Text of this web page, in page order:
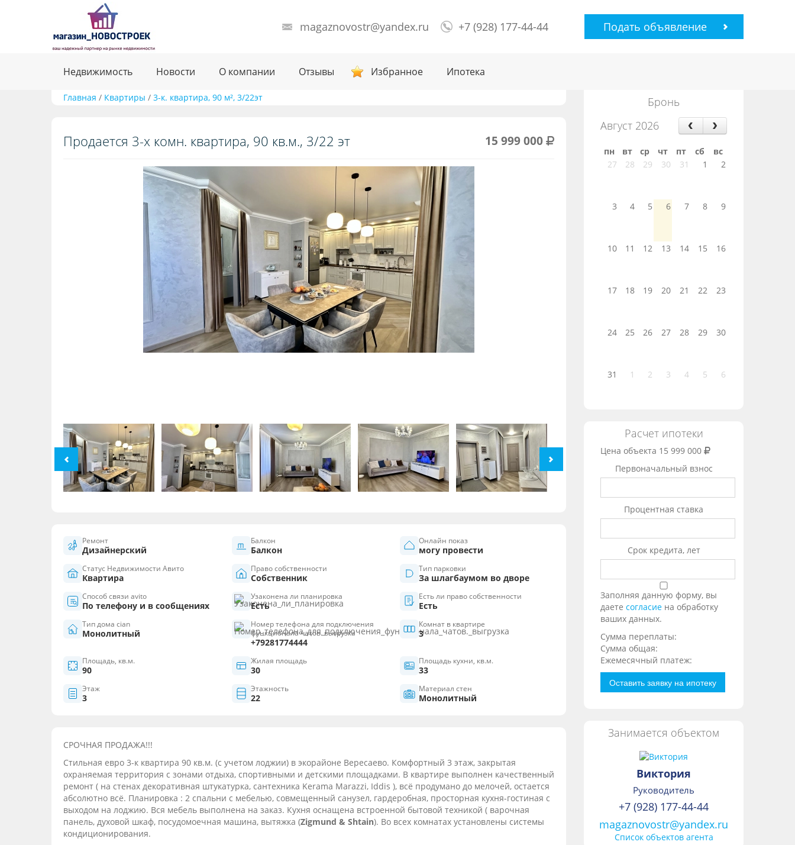
magaznovostr@yandex.ru +7 (928) 177-44-44 Подать объявление
Недвижимость Новости О компании Отзывы Избранное Ипотека
Главная / Квартиры / 3-к. квартира, 90 м², 3/22эт
Продается 3-х комн. квартира, 90 кв.м., 3/22 эт 15 999 000
Ремонт
Дизайнерский
Балкон
Балкон
Онлайн показ
могу провести
Статус Недвижимости Авито
Квартира
Право собственности
Собственник
Тип парковки
За шлагбаумом во дворе
Способ связи avito
По телефону и в сообщениях
Узаконена ли планировка
Есть
Есть ли право собственности
Есть
Тип дома cian
Монолитный
Номер телефона для подключения
функционала чатов. выгрузка
+79281774444
Комнат в квартире
3
Площадь, кв.м.
90
Жилая площадь
30
Площадь кухни, кв.м.
33
Этаж
3
Этажность
22
Материал стен
Монолитный
СРОЧНАЯ ПРОДАЖА!!!
Стильная евро 3-к квартира 90 кв.м. (с учетом лоджии) в экорайоне Вересаево. Комфортный 3 этаж, закрытая
охраняемая территория с зонами отдыха, спортивными и детскими площадками. В квартире выполнен качественный
ремонт ( на стенах декоративная штукатурка, сантехника Kerama Marazzi, Iddis ), всё продумано до мелочей, остается
абсолютно всё. Планировка : 2 спaльни c мeбелью, совмещенный санузел, гардеробная, просторная кухня-гостиная с
выходом на лоджию. Вся мебель выполнена на заказ. Кухня оснащена встроенной бытовой техникой ( варочная
панель, духовой шкаф, посудомоечная машина, вытяжка (Zigmund & Shtain). Во всех комнатах установлены системы
кондиционирования.
Бронь
Август 2026
пн вт ср чт пт сб
вс
27
28 29 30 31 1 2
3 4 5 6 7 8 9
10 11 12 13 14 15 16
17 18 19 20 21 22 23
24 25 26 27 28 29 30
31 1 2 3 4 5 6
Расчет ипотеки
Цена объекта 15 999 000
Первоначальный взнос
Процентная ставка
Срок кредита, лет
Заполняя данную форму, вы
даете согласие на обработку
ваших данных.
Сумма переплаты:
Сумма общая:
Ежемесячный платеж:
Оставить заявку на ипотеку
Занимается объектом
Виктория
Руководитель
+7 (928) 177-44-44
magaznovostr@yandex.ru
Список объектов агента